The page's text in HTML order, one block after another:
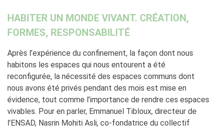
HABITER UN MONDE VIVANT. CRÉATION,
FORMES, RESPONSABILITÉ
Après l’expérience du confinement, la façon dont nous
habitons les espaces qui nous entourent a été
reconfigurée, la nécessité des espaces communs dont
nous avons été privés pendant des mois est mise en
évidence, tout comme l’importance de rendre ces espaces
vivables. Pour en parler, Emmanuel Tibloux, directeur de
l’ENSAD, Nasrin Mohiti Asli, co-fondatrice du collectif